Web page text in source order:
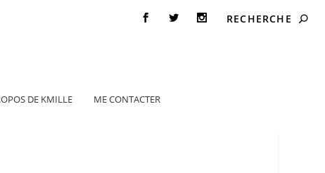
DE KMILLE ME CONTACTER